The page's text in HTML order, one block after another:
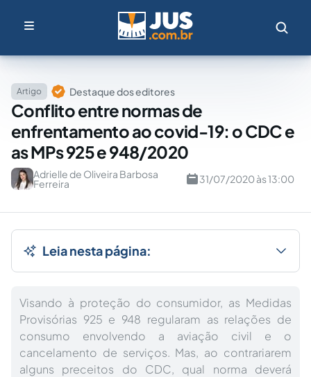
Artigo Destaque dos editores
Conflito entre normas de
enfrentamento ao covid-19: o CDC e
as MPs 925 e 948/2020
Adrielle de Oliveira Barbosa
Ferreira 31/07/2020 às 13:00
Leia nesta página:
Visando à proteção do consumidor, as Medidas
Provisórias 925 e 948 regularam as relações de
consumo envolvendo a aviação civil e o
cancelamento de serviços. Mas, ao contrariarem
alguns preceitos do CDC, qual norma deverá